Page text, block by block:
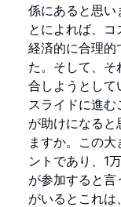
係にあると思い
とによれば、コ
経済的に合理的
た。そして、
合しようとして
スライドに進
が助けになると
ますか。この
ントであり、1
が参加すると
がいるとこれ